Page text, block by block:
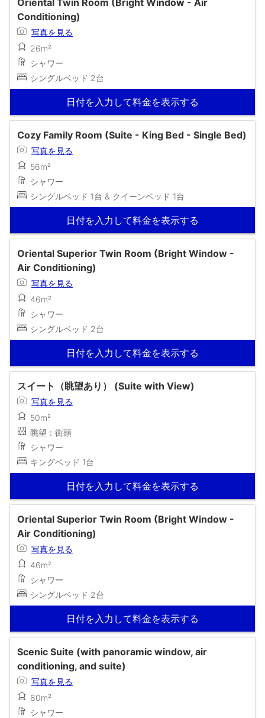
Conditioning)
写真を見る
26m²
シャワー
シングルベッド 2台
日付を入力して料金を表示する
Cozy Family Room (Suite - King Bed - Single Bed)
写真を見る
56m²
シャワー
シングルベッド 1台 & クイーンベッド 1台
日付を入力して料金を表示する
Oriental Superior Twin Room (Bright Window -
Air Conditioning)
写真を見る
46m²
シャワー
シングルベッド 2台
日付を入力して料金を表示する
スイート（眺望あり） (Suite with View)
写真を見る
50m²
眺望：街頭
シャワー
キングベッド 1台
日付を入力して料金を表示する
Oriental Superior Twin Room (Bright Window -
Air Conditioning)
写真を見る
46m²
シャワー
シングルベッド 2台
日付を入力して料金を表示する
Scenic Suite (with panoramic window, air
conditioning, and suite)
写真を見る
80m²
シャワー